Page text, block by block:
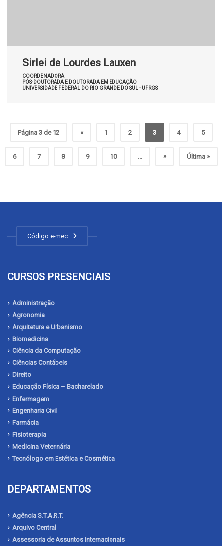
Sirlei de Lourdes Lauxen
COORDENADORA
PÓS-DOUTORADA E DOUTORADA EM EDUCAÇÃO
UNIVERSIDADE FEDERAL DO RIO GRANDE DO SUL - UFRGS
Página 3 de 12 « 1 2 3 4 5
6 7 8 9 10 ... » Última »
Código e-mec
CURSOS PRESENCIAIS
Administração
Agronomia
Arquitetura e Urbanismo
Biomedicina
Ciência da Computação
Ciências Contábeis
Direito
Educação Física – Bacharelado
Enfermagem
Engenharia Civil
Farmácia
Fisioterapia
Medicina Veterinária
Tecnólogo em Estética e Cosmética
DEPARTAMENTOS
Agência S.T.A.R.T.
Arquivo Central
Assessoria de Assuntos Internacionais